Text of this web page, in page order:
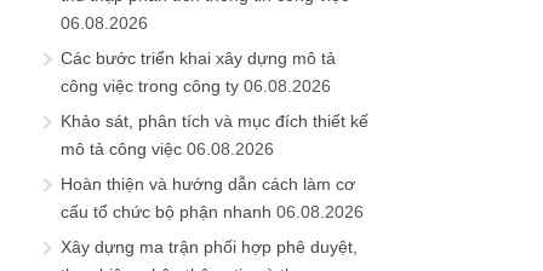
cấu tổ chức bộ phận nhanh
06.08.2026
thực hiện, nhận thông tin và tham mưu
giữa các vị trí
05.08.2026
Tổng hợp hướng dẫn cách làm hệ
thống phân quyền kí duyệt cho các vị trí
trong công ty 05.08.2026
Xác định quyền bộ phận và phân quyền
cho các vị trí 05.08.2026